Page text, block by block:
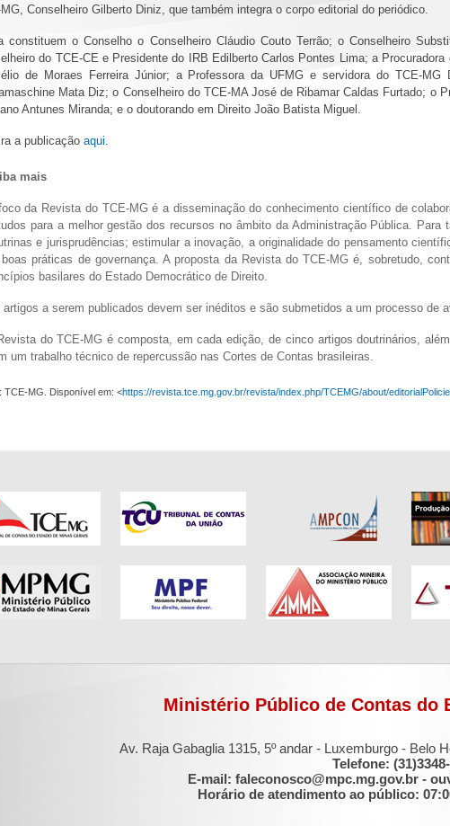
Conselheiro Gilberto Diniz, que também integra o corpo editorial do periódico.
constituem o Conselho o Conselheiro Cláudio Couto Terrão; o Conselheiro
do TCE-CE e Presidente do IRB Edilberto Carlos Pontes Lima; a
de Moraes Ferreira Júnior; a Professora da UFMG e servidora do TCE-
Mata Diz; o Conselheiro do TCE-MA José de Ribamar Caldas Furtado; o
Antunes Miranda; e o doutorando em Direito João Batista Miguel.
a publicação aqui.
mais
da Revista do TCE-MG é a disseminação do conhecimento científico de
para a melhor gestão dos recursos no âmbito da Administração Pública.
e jurisprudências; estimular a inovação, a originalidade do pensamento
práticas de governança. A proposta da Revista do TCE-MG é, sobretudo,
basilares do Estado Democrático de Direito.
artigos a serem publicados devem ser inéditos e são submetidos a um processo de
do TCE-MG é composta, em cada edição, de cinco artigos doutrinários,
um trabalho técnico de repercussão nas Cortes de Contas brasileiras.
TCE-MG. Disponível em: <https://revista.tce.mg.gov.br/revista/index.php/TCEMG/about/
Ministério Público de Contas do
Av. Raja Gabaglia 1315, 5º andar - Luxemburgo - Belo
Telefone:
E-mail: faleconosco@mpc.mg.gov.br -
Horário de atendimento ao público: